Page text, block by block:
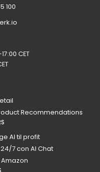
100
CET
Recommendations
AI til profit
7 con AI Chat
Amazon